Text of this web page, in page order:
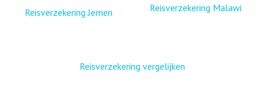
Reisverzekering Jemen
Reisverzekering Malawi
Reisverzekering vergelijken